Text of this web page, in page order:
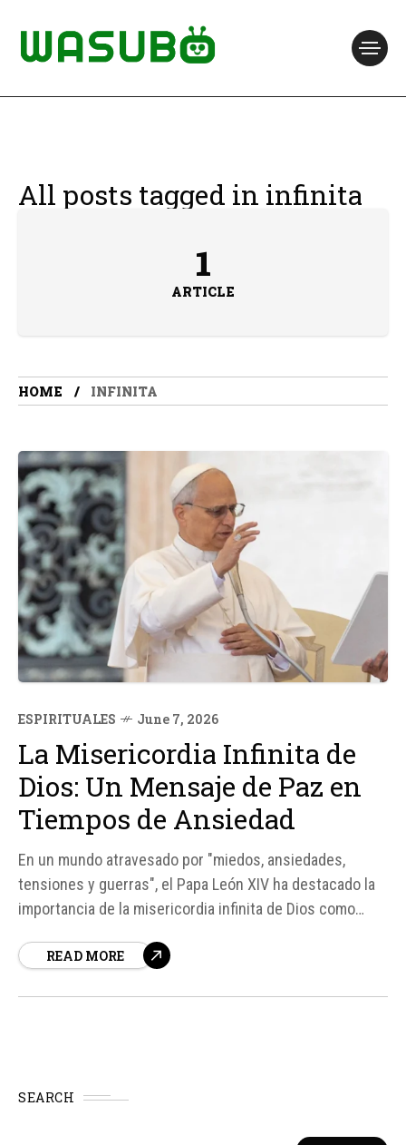
All posts tagged in infinita
1
ARTICLE
HOME INFINITA
ESPIRITUALES June 7, 2026
La Misericordia Infinita de
Dios: Un Mensaje de Paz en
Tiempos de Ansiedad
En un mundo atravesado por "miedos, ansiedades,
tensiones y guerras", el Papa León XIV ha destacado la
importancia de la misericordia infinita de Dios como
pueblos. Según el Papa, la misericordia de Dios es capaz
READ MORE
SEARCH